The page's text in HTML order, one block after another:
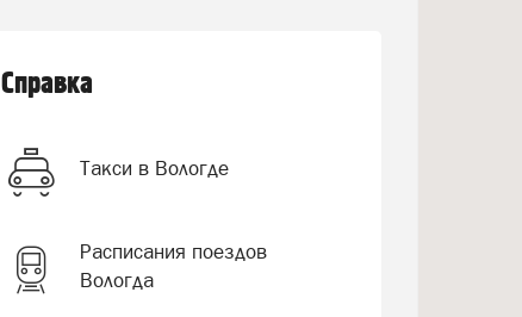
Справка
Такси в Вологде
Расписания поездов
Вологда